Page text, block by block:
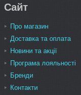
Сайт
Про магазин
Доставка та оплата
Новини та акції
Програма лояльності
Бренди
Контакти